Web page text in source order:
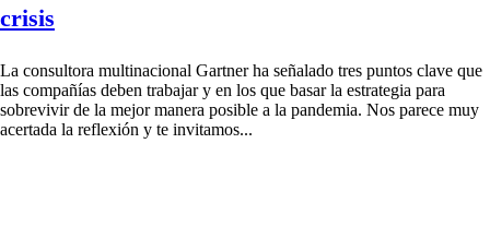
crisis
La consultora multinacional Gartner ha señalado tres puntos clave que
las compañías deben trabajar y en los que basar la estrategia para
sobrevivir de la mejor manera posible a la pandemia. Nos parece muy
acertada la reflexión y te invitamos...